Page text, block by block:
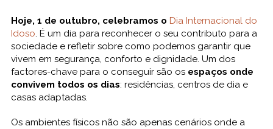
Hoje, 1 de outubro, celebramos o Dia Internacional do
Idoso. É um dia para reconhecer o seu contributo para a
sociedade e refletir sobre como podemos garantir que
vivem em segurança, conforto e dignidade. Um dos
factores-chave para o conseguir são os espaços onde
convivem todos os dias: residências, centros de dia e
casas adaptadas.
Os ambientes físicos não são apenas cenários onde a